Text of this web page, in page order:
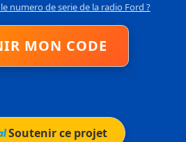
numero de serie de la radio Ford ?
MON CODE
Soutenir ce projet